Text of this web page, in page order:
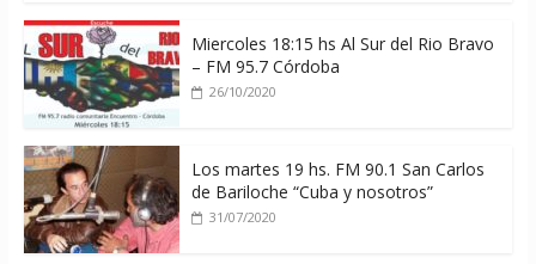
Miercoles 18:15 hs Al Sur del Rio Bravo
– FM 95.7 Córdoba
26/10/2020
Los martes 19 hs. FM 90.1 San Carlos
de Bariloche “Cuba y nosotros”
31/07/2020